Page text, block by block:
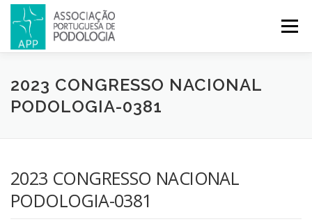
Menu
APP PODOLOGIA LICENCIATURA EM PODOLOGIA
CONGRESSOS REVISTA CONTACTOS
2023 CONGRESSO NACIONAL
PODOLOGIA-0381
2023 CONGRESSO NACIONAL
PODOLOGIA-0381